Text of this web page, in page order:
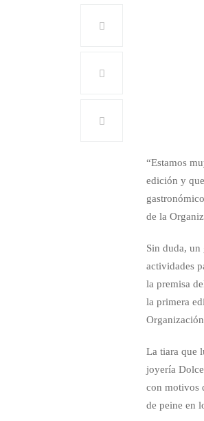
“Estamos
edición y
de la
Sin duda,
actividades
la premisa
la primera
La tiara que
joyería
con motivos
de peine en